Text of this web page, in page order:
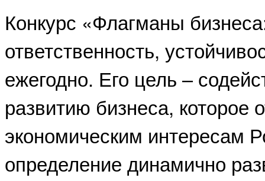
Конкурс «Флагманы
ответственность,
ежегодно. Его цель –
развитию бизнеса, которое
экономическим интересам
определение динамично